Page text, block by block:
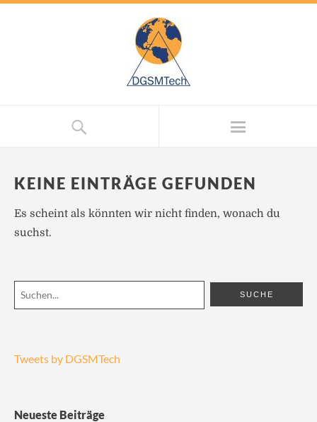
KEINE EINTRÄGE GEFUNDEN
Es scheint als könnten wir nicht finden, wonach du
suchst.
Tweets by DGSMTech
Neueste Beiträge